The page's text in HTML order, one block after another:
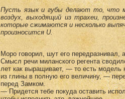
Пусть язык и губы делают то, что
воздух, выходя­щий из трахеи,
которые сжимаются и несколь­ко
произносится U.
Моро говорил, шут его
Смысл речи миланского регента
лет как выращивает, — то есть модель
из глины в полную его величину, —
перед Замком.
— Придется тебе покуда оставить